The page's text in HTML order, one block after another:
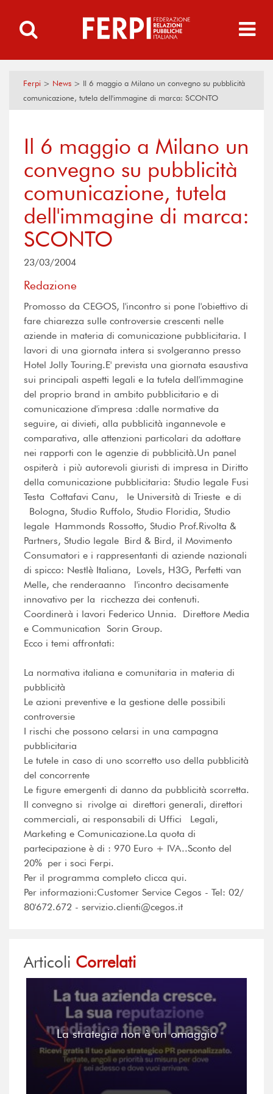
Ferpi > News > Il 6 maggio a Milano un convegno su pubblicità
comunicazione, tutela dell'immagine di marca: SCONTO
Il 6 maggio a Milano un
convegno su pubblicità
comunicazione, tutela
dell'immagine di marca:
SCONTO
23/03/2004
Redazione
Promosso da CEGOS, l'incontro si pone l'obiettivo di
fare chiarezza sulle controversie crescenti nelle
aziende in materia di comunicazione pubblicitaria. I
lavori di una giornata intera si svolgeranno presso
Hotel Jolly Touring.E' prevista una giornata esaustiva
sui principali aspetti legali e la tutela dell'immagine
del proprio brand in ambito pubblicitario e di
comunicazione d'impresa :dalle normative da
seguire, ai divieti, alla pubblicità ingannevole e
comparativa, alle attenzioni particolari da adottare
nei rapporti con le agenzie di pubblicità.Un panel
ospiterà i più autorevoli giuristi di impresa in Diritto
della comunicazione pubblicitaria: Studio legale Fusi
Testa Cottafavi Canu, le Università di Trieste e di
Bologna, Studio Ruffolo, Studio Floridia, Studio
legale Hammonds Rossotto, Studio Prof.Rivolta &
Partners, Studio legale Bird & Bird, il Movimento
Consumatori e i rappresentanti di aziende nazionali
di spicco: Nestlè Italiana, Lovels, H3G, Perfetti van
Melle, che renderaanno l'incontro decisamente
innovativo per la ricchezza dei contenuti.
Coordinerà i lavori Federico Unnia.  Direttore Media
e Communication  Sorin Group.
Ecco i temi affrontati:
La normativa italiana e comunitaria in materia di
pubblicità
Le azioni preventive e la gestione delle possibili
controversie
I rischi che possono celarsi in una campagna
pubblicitaria
Le tutele in caso di uno scorretto uso della pubblicità
del concorrente
Le figure emergenti di danno da pubblicità scorretta.
Il convegno si rivolge ai direttori generali, direttori
commerciali, ai responsabili di Uffici Legali,
Marketing e Comunicazione.La quota di
partecipazione è di : 970 Euro + IVA..Sconto del
20% per i soci Ferpi.
Per il programma completo clicca qui.
Per informazioni:Customer Service Cegos - Tel: 02/
80'672.672 - servizio.clienti@cegos.it
Articoli Correlati
La strategia non è un omaggio